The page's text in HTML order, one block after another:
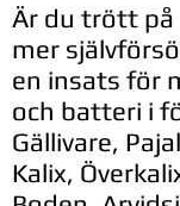
Är du trött på
mer
en insats för
och batteri i
Gällivare,
Kalix,